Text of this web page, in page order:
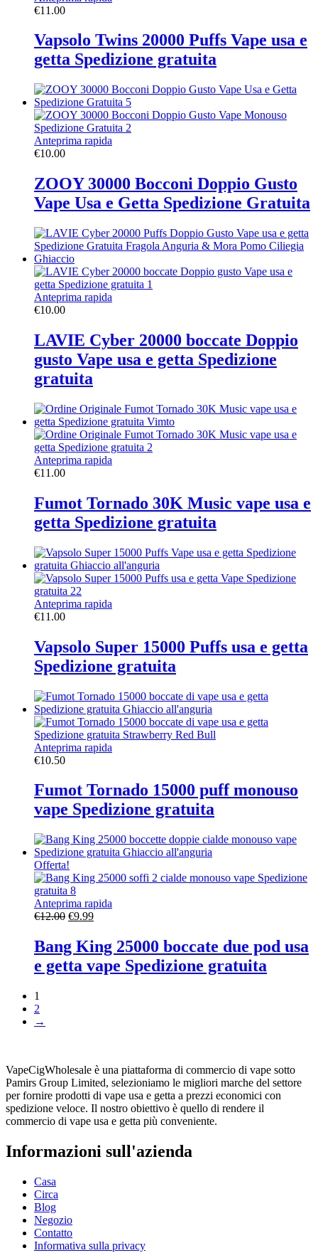
€11.00
Vapsolo Twins 20000 Puffs Vape usa e
getta Spedizione gratuita
Anteprima rapida
€10.00
ZOOY 30000 Bocconi Doppio Gusto
Vape Usa e Getta Spedizione Gratuita
Anteprima rapida
€10.00
LAVIE Cyber 20000 boccate Doppio
gusto Vape usa e getta Spedizione
gratuita
Anteprima rapida
€11.00
Fumot Tornado 30K Music vape usa e
getta Spedizione gratuita
Anteprima rapida
€11.00
Vapsolo Super 15000 Puffs usa e getta
Spedizione gratuita
Anteprima rapida
€10.50
Fumot Tornado 15000 puff monouso
vape Spedizione gratuita
Offerta!
Anteprima rapida
€12.00 Il
originale
era:
€12.00.
€9.99Il
attuale
è:
€9.99.
Bang King 25000 boccate due pod usa
e getta vape Spedizione gratuita
1
2
→
VapeCigWholesale è una piattaforma di commercio di vape sotto
Pamirs Group Limited, selezioniamo le migliori marche del settore
per fornire prodotti di vape usa e getta a prezzi economici con
spedizione veloce. Il nostro obiettivo è quello di rendere il
commercio di vape usa e getta più conveniente.
Informazioni sull'azienda
Casa
Circa
Blog
Negozio
Contatto
Informativa sulla privacy